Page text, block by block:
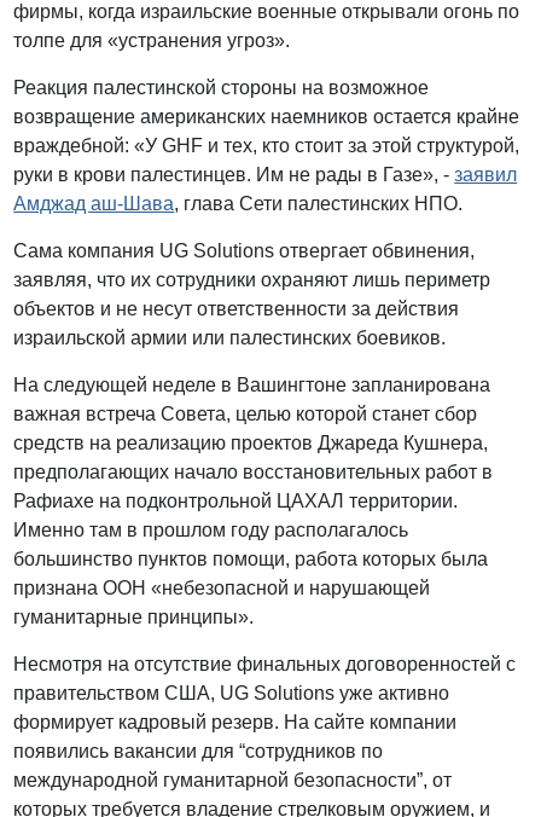
фирмы, когда израильские военные открывали огонь по
толпе для «устранения угроз».
Реакция палестинской стороны на возможное
возвращение американских наемников остается крайне
враждебной: «У GHF и тех, кто стоит за этой структурой,
руки в крови палестинцев. Им не рады в Газе», -заявил
Амджад аш-Шава, глава Сети палестинских НПО.
Сама компания UG Solutions отвергает обвинения,
заявляя, что их сотрудники охраняют лишь периметр
объектов и не несут ответственности за действия
израильской армии или палестинских боевиков.
На следующей неделе в Вашингтоне запланирована
важная встреча Совета, целью которой станет сбор
средств на реализацию проектов Джареда Кушнера,
предполагающих начало восстановительных работ в
Рафиахе на подконтрольной ЦАХАЛ территории.
Именно там в прошлом году располагалось
большинство пунктов помощи, работа которых была
признана ООН «небезопасной и нарушающей
гуманитарные принципы».
Несмотря на отсутствие финальных договоренностей с
правительством США, UG Solutions уже активно
формирует кадровый резерв. На сайте компании
появились вакансии для “сотрудников по
международной гуманитарной безопасности”, от
которых требуется владение стрелковым оружием, и